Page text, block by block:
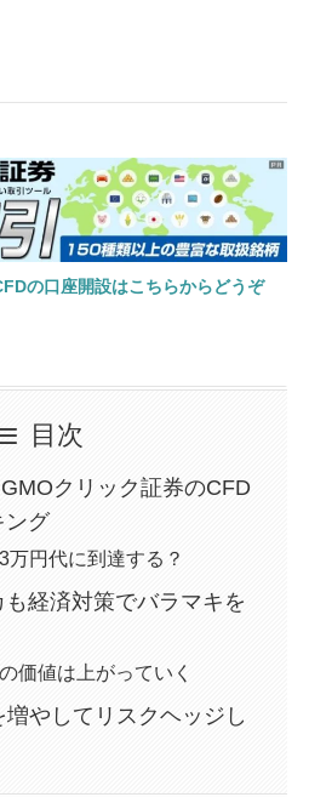
の口座開設はこちらからどうぞ
目次
GMOクリック証券のCFD
ング
万円代に到達する？
も経済対策でバラマキを
価値は上がっていく
やしてリスクヘッジし